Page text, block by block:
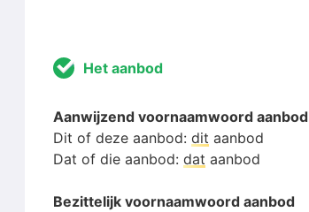
Het aanbod
Aanwijzend voornaamwoord aanbod
Dit of deze aanbod: dit aanbod
Dat of die aanbod: dat aanbod
Bezittelijk voornaamwoord aanbod